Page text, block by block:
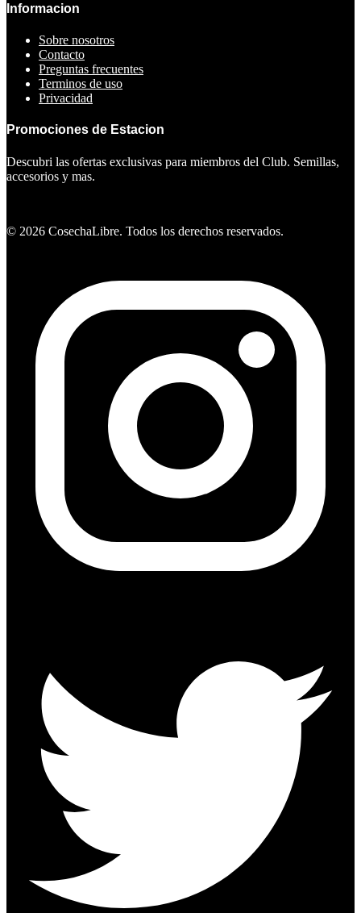
Informacion
Sobre nosotros
Contacto
Preguntas frecuentes
Terminos de uso
Privacidad
Promociones de Estacion
Descubri las ofertas exclusivas para miembros del Club. Semillas,
accesorios y mas.
© 2026 CosechaLibre. Todos los derechos reservados.